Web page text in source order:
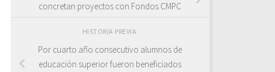
concretan proyectos con Fondos CMPC
HISTORIA PREVIA
Por cuarto año consecutivo alumnos de
educación superior fueron beneficiados